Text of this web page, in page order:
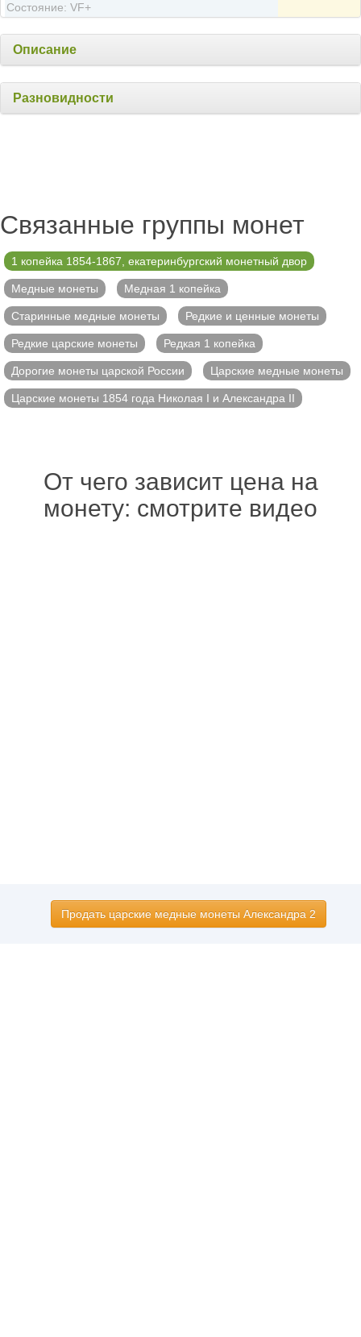
Состояние: VF+
Описание
Разновидности
Связанные группы монет
1 копейка 1854-1867, екатеринбургский монетный двор
Медные монеты Медная 1 копейка
Старинные медные монеты Редкие и ценные монеты
Редкие царские монеты Редкая 1 копейка
Дорогие монеты царской России Царские медные монеты
Царские монеты 1854 года Николая I и Александра II
От чего зависит цена на
монету: смотрите видео
Продать царские медные монеты Александра 2